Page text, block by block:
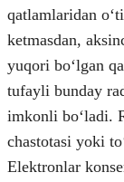
qatlamlaridan
ketmasdan,
yuqori boʻlgan
tufayli bunday
imkonli boʻladi.
chastotasi yoki
Elektronlar